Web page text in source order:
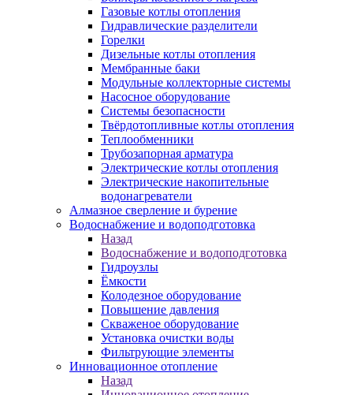
Газовые котлы отопления
Гидравлические разделители
Горелки
Дизельные котлы отопления
Мембранные баки
Модульные коллекторные системы
Насосное оборудование
Системы безопасности
Твёрдотопливные котлы отопления
Теплообменники
Трубозапорная арматура
Электрические котлы отопления
Электрические накопительные
водонагреватели
Алмазное сверление и бурение
Водоснабжение и водоподготовка
Назад
Водоснабжение и водоподготовка
Гидроузлы
Ёмкости
Колодезное оборудование
Повышение давления
Скваженое оборудование
Установка очистки воды
Фильтрующие элементы
Инновационное отопление
Назад